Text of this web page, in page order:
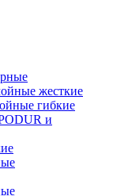
жесткие
гибкие
и